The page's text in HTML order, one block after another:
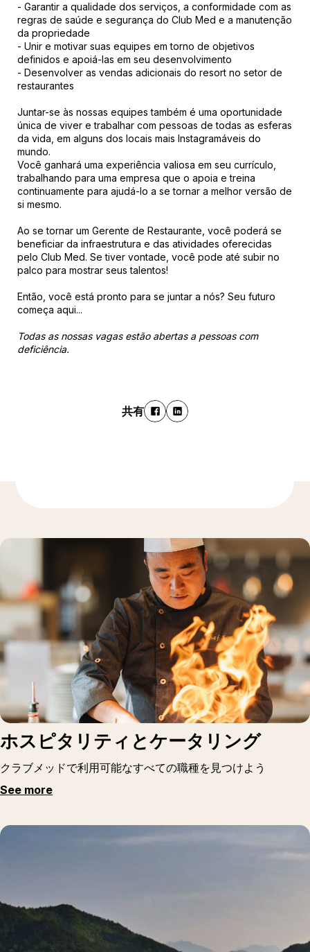
- Garantir a qualidade dos serviços, a conformidade com as
regras de saúde e segurança do Club Med e a manutenção
da propriedade
- Unir e motivar suas equipes em torno de objetivos
definidos e apoiá-las em seu desenvolvimento
- Desenvolver as vendas adicionais do resort no setor de
restaurantes
Juntar-se às nossas equipes também é uma oportunidade
única de viver e trabalhar com pessoas de todas as esferas
da vida, em alguns dos locais mais Instagramáveis do
mundo.
Você ganhará uma experiência valiosa em seu currículo,
trabalhando para uma empresa que o apoia e treina
continuamente para ajudá-lo a se tornar a melhor versão de
si mesmo.
Ao se tornar um Gerente de Restaurante, você poderá se
beneficiar da infraestrutura e das atividades oferecidas
pelo Club Med. Se tiver vontade, você pode até subir no
palco para mostrar seus talentos!
Então, você está pronto para se juntar a nós? Seu futuro
começa aqui...
Todas as nossas vagas estão abertas a pessoas com
deficiência.
共有
ホスピタリティとケータリング
クラブメッドで利用可能なすべての職種を見つけよう
See more